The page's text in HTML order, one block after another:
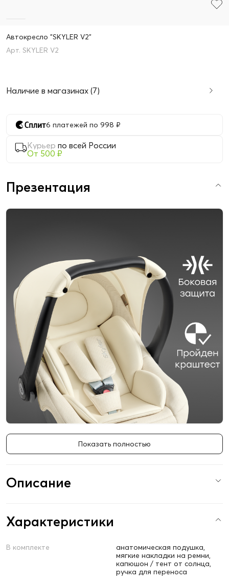
Автокресло "SKYLER V2"
SKYLER V2
Наличие в магазинах (7)
6 платежей по 998 ₽
Курьер по всей России
От 500 ₽
Презентация
Показать полностью
Описание
Характеристики
В комплекте
анатомическая подушка,
мягкие накладки на ремни,
капюшон / тент от солнца,
ручка для переноса